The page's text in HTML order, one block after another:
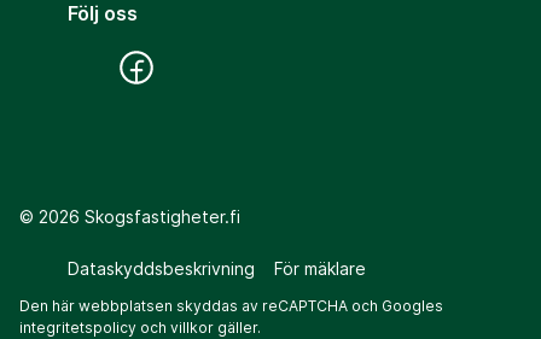
Följ oss
© 2026 Skogsfastigheter.fi
Dataskyddsbeskrivning För mäklare
Den här webbplatsen skyddas av reCAPTCHA och Googles
integritetspolicy och villkor gäller.